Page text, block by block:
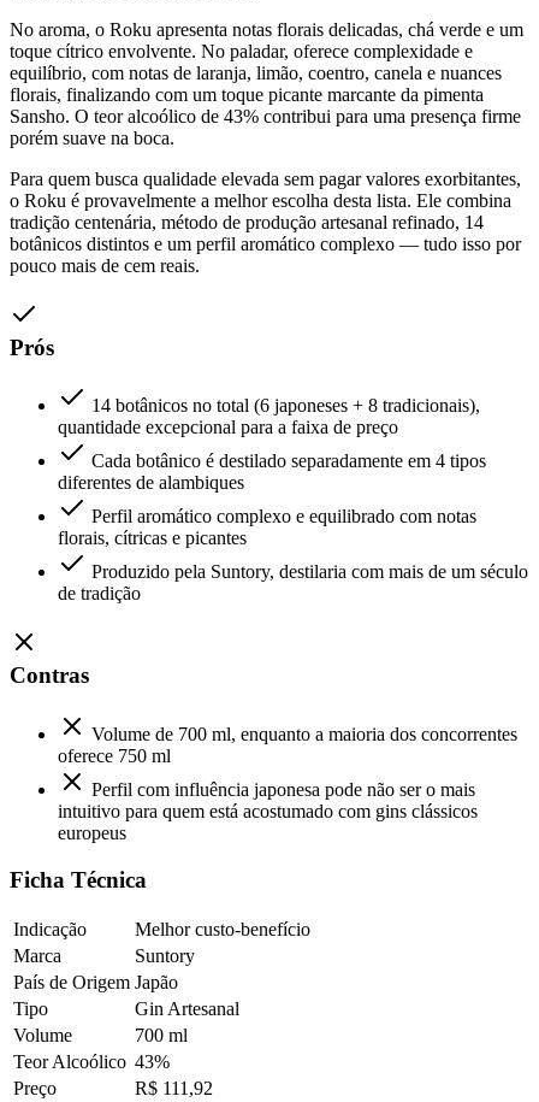
No aroma, o Roku apresenta notas florais delicadas, chá verde e um
toque cítrico envolvente. No paladar, oferece complexidade e
equilíbrio, com notas de laranja, limão, coentro, canela e nuances
florais, finalizando com um toque picante marcante da pimenta
Sansho. O teor alcoólico de 43% contribui para uma presença firme
porém suave na boca.
Para quem busca qualidade elevada sem pagar valores exorbitantes,
o Roku é provavelmente a melhor escolha desta lista. Ele combina
tradição centenária, método de produção artesanal refinado, 14
botânicos distintos e um perfil aromático complexo — tudo isso por
pouco mais de cem reais.
Prós
14 botânicos no total (6 japoneses + 8 tradicionais),
quantidade excepcional para a faixa de preço
Cada botânico é destilado separadamente em 4 tipos
diferentes de alambiques
Perfil aromático complexo e equilibrado com notas
florais, cítricas e picantes
Produzido pela Suntory, destilaria com mais de um século
de tradição
Contras
Volume de 700 ml, enquanto a maioria dos concorrentes
oferece 750 ml
Perfil com influência japonesa pode não ser o mais
intuitivo para quem está acostumado com gins clássicos
europeus
Ficha Técnica
Indicação
Melhor custo-benefício
Marca
Suntory
País de Origem Japão
Tipo
Gin Artesanal
Volume
700 ml
Teor Alcoólico 43%
Preço
R$ 111,92